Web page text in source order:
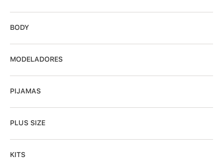
BODY
MODELADORES
PIJAMAS
PLUS SIZE
KITS